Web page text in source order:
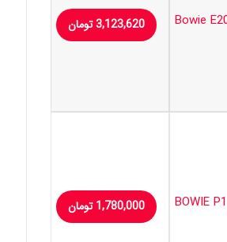
3,123,620تومان
1,780,000 تومان